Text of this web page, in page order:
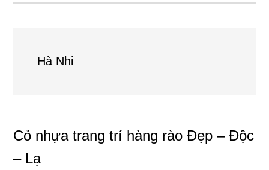
Hà Nhi
Cỏ nhựa trang trí hàng rào Đẹp – Độc
– Lạ